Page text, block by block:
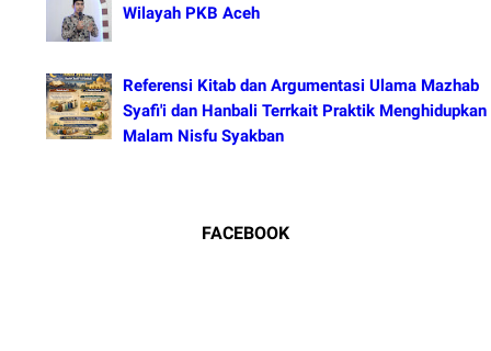
Wilayah PKB Aceh
Referensi Kitab dan Argumentasi Ulama Mazhab
Syafi'i dan Hanbali Terrkait Praktik Menghidupkan
Malam Nisfu Syakban
FACEBOOK